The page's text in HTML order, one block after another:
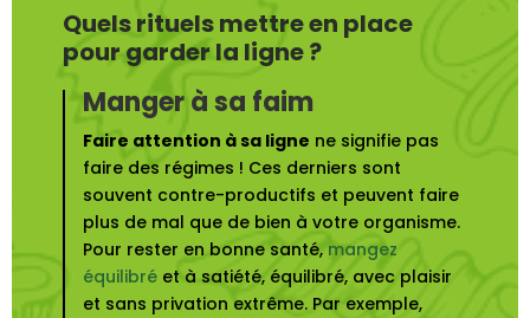
Quels rituels mettre en place
pour garder la ligne ?
Manger à sa faim
Faire attention à sa ligne ne signifie pas
faire des régimes ! Ces derniers sont
souvent contre-productifs et peuvent faire
plus de mal que de bien à votre organisme.
Pour rester en bonne santé,mangez
équilibréet à satiété, équilibré, avec plaisir
et sans privation extrême. Par exemple,